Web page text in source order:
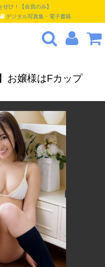
ひ！【会員のみ】
デジタル写真集・電子書籍
お嬢様はFカップ